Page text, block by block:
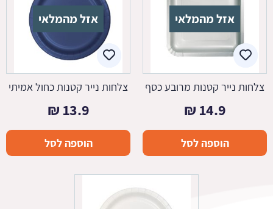
אזל מהמלאי
צלחות נייר קטנות מרובע כסף
14.9
₪
הוספה לסל
אזל מהמלאי
צלחות נייר קטנות כחול אמיתי
13.9
₪
הוספה לסל